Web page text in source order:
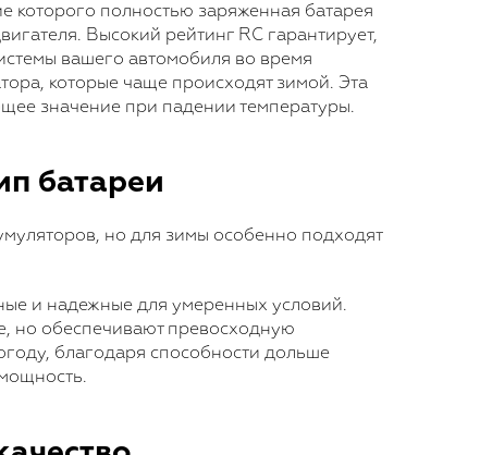
которого полностью заряженная батарея
Высокий рейтинг RC гарантирует,
вашего автомобиля во время
которые чаще происходят зимой. Эта
значение при падении температуры.
батареи
но для зимы особенно подходят
и надежные для умеренных условий.
но обеспечивают превосходную
благодаря способности дольше